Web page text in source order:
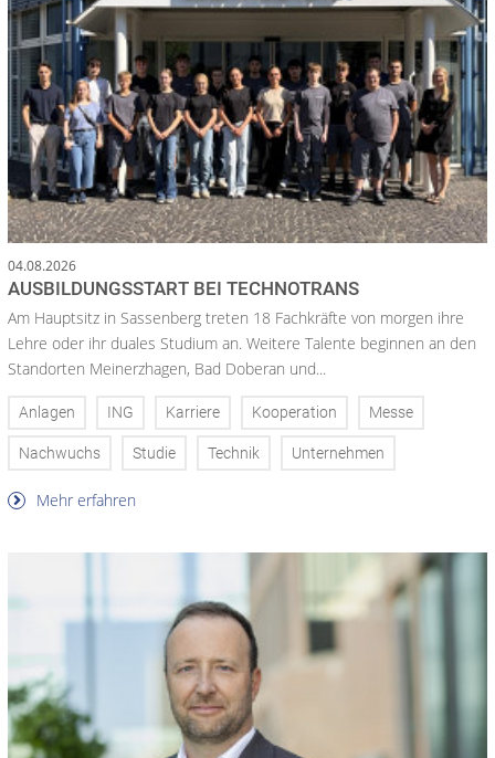
04.08.2026
AUSBILDUNGSSTART BEI TECHNOTRANS
Am Hauptsitz in Sassenberg treten 18 Fachkräfte von morgen ihre
Lehre oder ihr duales Studium an. Weitere Talente beginnen an den
Standorten Meinerzhagen, Bad Doberan und...
Anlagen ING Karriere Kooperation Messe
Nachwuchs Studie Technik Unternehmen
Mehr erfahren